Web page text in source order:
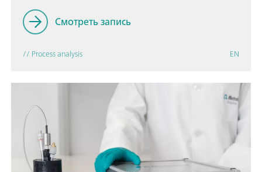
Смотреть запись
// Process analysis EN